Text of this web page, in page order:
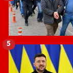
5